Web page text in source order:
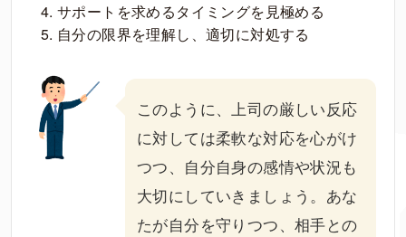
サポートを求めるタイミングを見極める
自分の限界を理解し、適切に対処する
このように、上司の厳しい反応
に対しては柔軟な対応を心がけ
つつ、自分自身の感情や状況も
大切にしていきましょう。あな
たが自分を守りつつ、相手との